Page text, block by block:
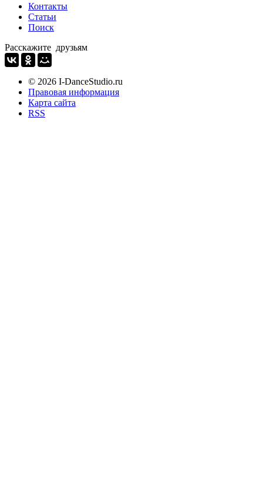
Контакты
Статьи
Поиск
Расскажите друзьям
© 2026 I-DanceStudio.ru
Правовая информация
Карта сайта
RSS